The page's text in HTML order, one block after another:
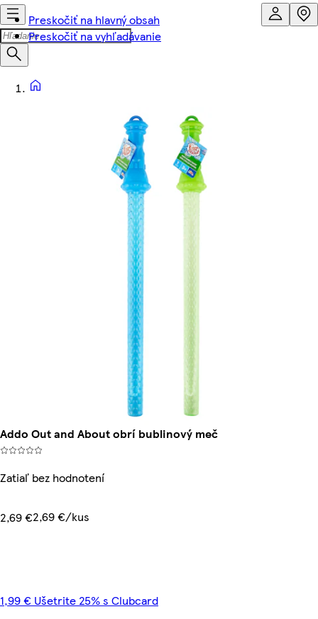
Preskočiť na hlavný obsah
Preskočiť na vyhľadávanie
Addo Out and About obrí bublinový meč
Zatiaľ bez hodnotení
2,69 €2,69 €/kus
1,99 € Ušetrite 25% s Clubcard